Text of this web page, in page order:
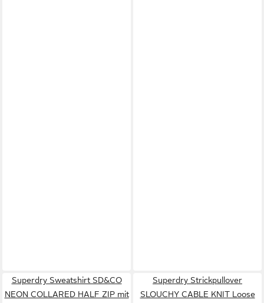
Superdry Sweatshirt SD&CO
NEON COLLARED HALF ZIP mit
Superdry Strickpullover
SLOUCHY CABLE KNIT Loose